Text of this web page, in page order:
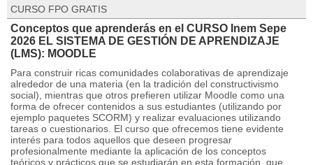
CURSO FPO GRATIS
Conceptos que aprenderás en el CURSO Inem Sepe
2026 EL SISTEMA DE GESTIÓN DE APRENDIZAJE
(LMS): MOODLE
Para construir ricas comunidades colaborativas de aprendizaje
alrededor de una materia (en la tradición del constructivismo
social), mientras que otros prefieren utilizar Moodle como una
forma de ofrecer contenidos a sus estudiantes (utilizando por
ejemplo paquetes SCORM) y realizar evaluaciones utilizando
tareas o cuestionarios. El curso que ofrecemos tiene evidente
interés para todos aquellos que deseen progresar
profesionalmente mediante la aplicación de los conceptos
teóricos y prácticos que se estudiarán en esta formación, que